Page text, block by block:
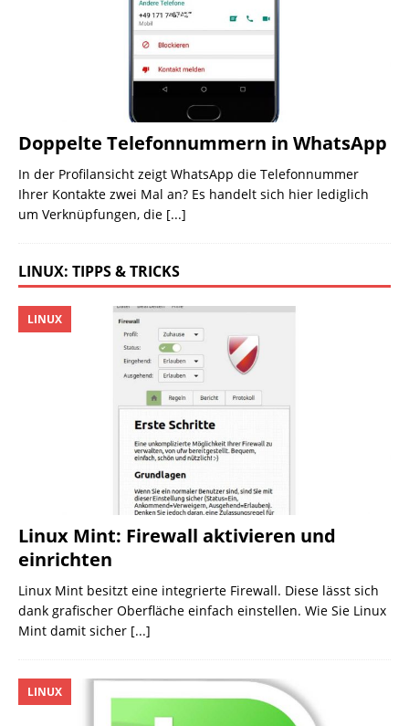
Doppelte Telefonnummern in WhatsApp
In der Profilansicht zeigt WhatsApp die Telefonnummer
Ihrer Kontakte zwei Mal an? Es handelt sich hier lediglich
um Verknüpfungen, die [...]
LINUX: TIPPS & TRICKS
Linux Mint: Firewall aktivieren und
einrichten
LINUX
Linux Mint besitzt eine integrierte Firewall. Diese lässt sich
dank grafischer Oberfläche einfach einstellen. Wie Sie Linux
Mint damit sicher [...]
LINUX